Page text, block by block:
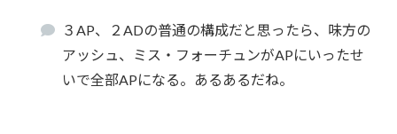
３AP、２ADの普通の構成だと思ったら、味方の
アッシュ、ミス・フォーチュンがAPにいったせ
いで全部APになる。あるあるだね。